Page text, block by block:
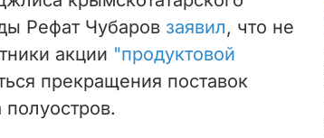
Рефат Чубаров заявил, что не
акции "продуктовой
прекращения поставок